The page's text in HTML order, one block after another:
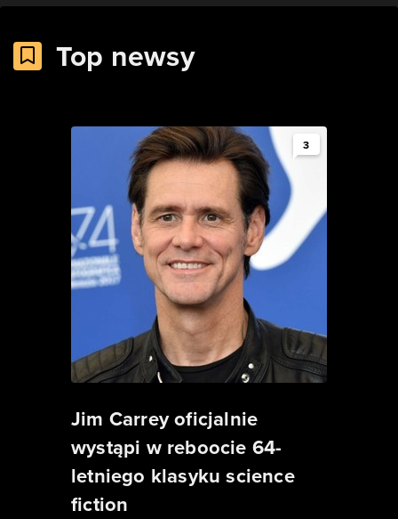
Top newsy
3
Jim Carrey oficjalnie
wystąpi w reboocie 64-
letniego klasyku science
fiction